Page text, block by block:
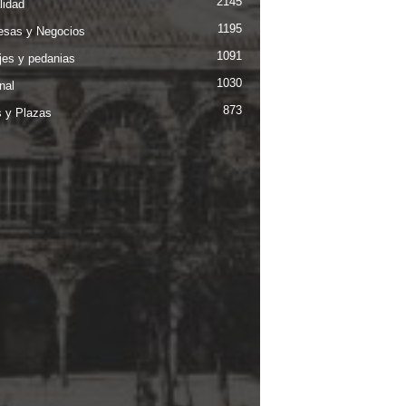
y Negocios 1195
y pedanias 1091
1030
y Plazas 873